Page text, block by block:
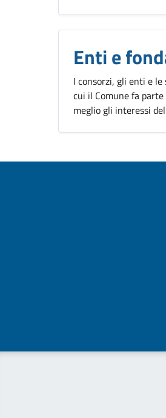
Enti e
I consorzi, gli enti e
cui il Comune fa
meglio gli interessi